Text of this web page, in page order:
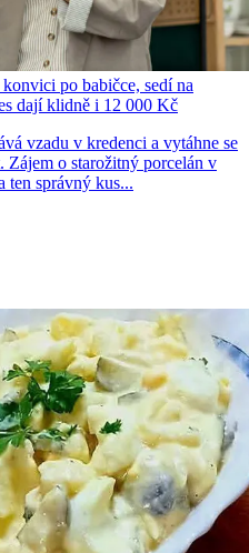
po babičce, sedí na
dají klidně i 12 000 Kč
vzadu v kredenci a vytáhne se
Zájem o starožitný porcelán v
ten správný kus...